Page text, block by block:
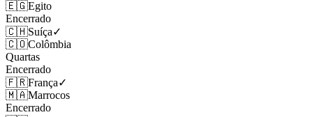
🇪🇬Egito
Encerrado
🇨🇭Suíça✓
🇨🇴Colômbia
Quartas
Encerrado
🇫🇷França✓
🇲🇦Marrocos
Encerrado